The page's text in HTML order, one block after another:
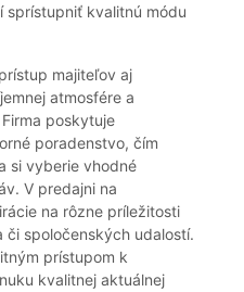
sprístupniť kvalitnú módu
majiteľov aj
atmosfére a
poskytuje
poradenstvo, čím
si vyberie vhodné
V predajni na
na rôzne príležitosti
či spoločenských udalostí.
prístupom k
kvalitnej aktuálnej